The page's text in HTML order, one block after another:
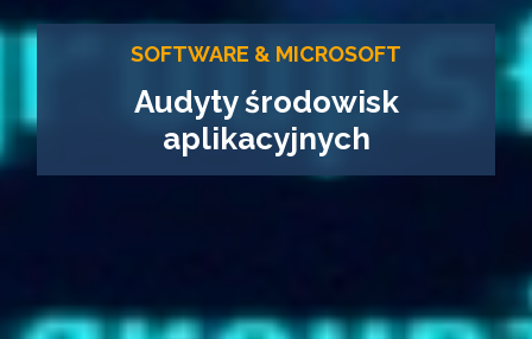
SOFTWARE & MICROSOFT
Audyty środowisk
aplikacyjnych